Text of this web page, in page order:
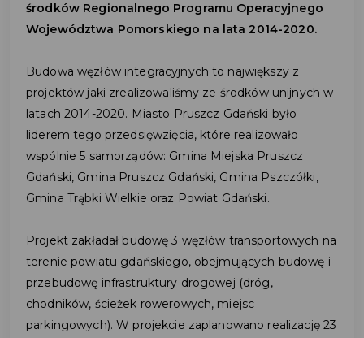
środków Regionalnego Programu Operacyjnego
Województwa Pomorskiego na lata 2014-2020.
Budowa węzłów integracyjnych to największy z
projektów jaki zrealizowaliśmy ze środków unijnych w
latach 2014-2020. Miasto Pruszcz Gdański było
liderem tego przedsięwzięcia, które realizowało
wspólnie 5 samorządów: Gmina Miejska Pruszcz
Gdański, Gmina Pruszcz Gdański, Gmina Pszczółki,
Gmina Trąbki Wielkie oraz Powiat Gdański.
Projekt zakładał budowę 3 węzłów transportowych na
terenie powiatu gdańskiego, obejmujących budowę i
przebudowę infrastruktury drogowej (dróg,
chodników, ścieżek rowerowych, miejsc
parkingowych). W projekcie zaplanowano realizację 23